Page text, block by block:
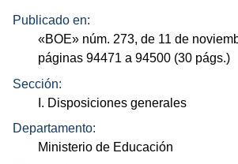
Publicado en:
«BOE» núm. 273, de 11 de
páginas 94471 a 94500 (30 págs.)
Sección:
I. Disposiciones generales
Departamento:
Ministerio de Educación